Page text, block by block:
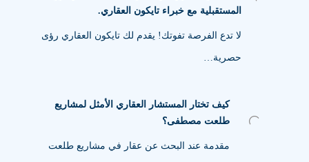
المستقبلية مع خبراء تايكون العقاري.
لا تدع الفرصة تفوتك! يقدم لك تايكون العقاري رؤى
حصرية…
كيف تختار المستشار العقاري الأمثل لمشاريع
طلعت مصطفى؟
مقدمة عند البحث عن عقار في مشاريع طلعت